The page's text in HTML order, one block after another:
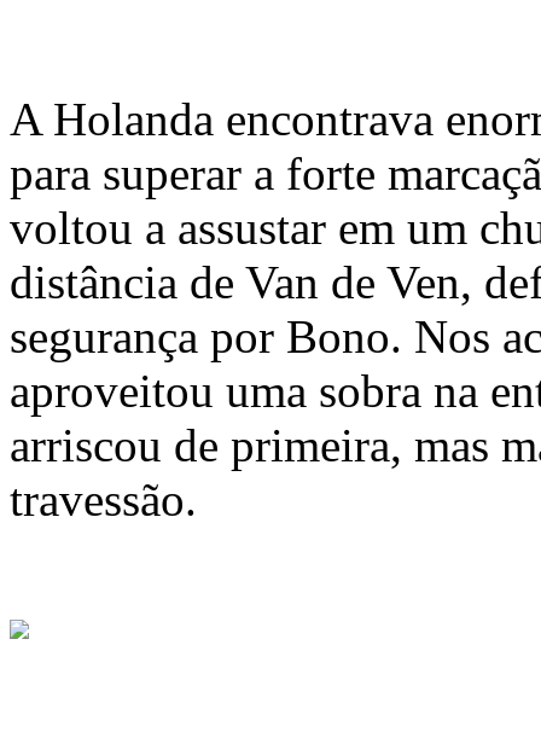
A Holanda encontrava
para superar a forte
voltou a assustar em um
distância de Van de Ven,
segurança por Bono. Nos
aproveitou uma sobra na
arriscou de primeira, mas
travessão.